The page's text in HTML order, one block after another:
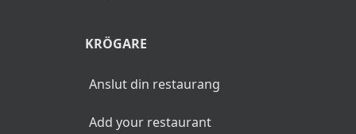
KRÖGARE
Anslut din restaurang
Add your restaurant